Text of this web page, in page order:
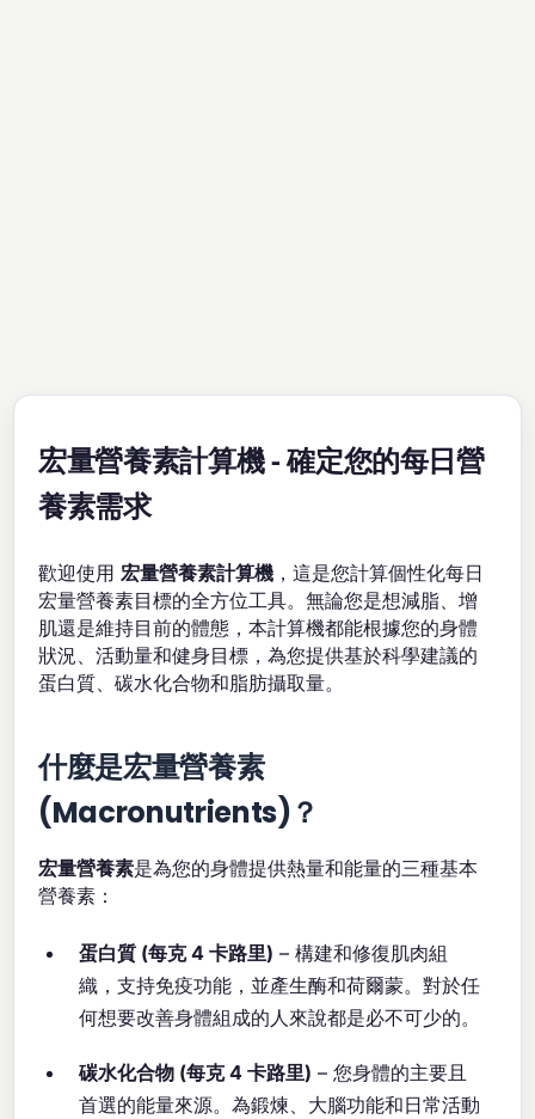
宏量營養素計算機 - 確定您的每日營
養素需求
歡迎使用宏量營養素計算機 ，這是您計算個性化每日
宏量營養素目標的全方位工具。無論您是想減脂、增
肌還是維持目前的體態，本計算機都能根據您的身體
狀況、活動量和健身目標，為您提供基於科學建議的
蛋白質、碳水化合物和脂肪攝取量。
什麼是宏量營養素
(Macronutrients)？
宏量營養素是為您的身體提供熱量和能量的三種基本
營養素：
蛋白質 (每克 4 卡路里) – 構建和修復肌肉組
織，支持免疫功能，並產生酶和荷爾蒙。對於任
何想要改善身體組成的人來說都是必不可少的。
碳水化合物 (每克 4 卡路里) – 您身體的主要且
首選的能量來源。為鍛煉、大腦功能和日常活動